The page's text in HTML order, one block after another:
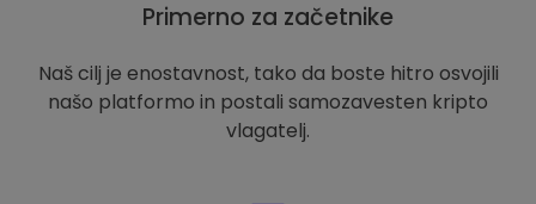
Primerno za začetnike
Naš cilj je enostavnost, tako da boste hitro osvojili
našo platformo in postali samozavesten kripto
vlagatelj.